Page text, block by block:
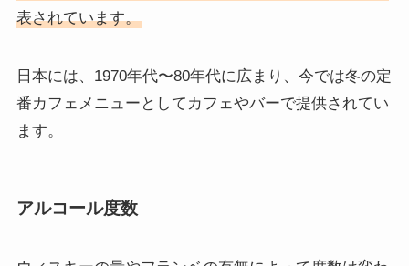
表されています。
日本には、1970年代〜80年代に広まり、今では冬の定
番カフェメニューとしてカフェやバーで提供されてい
ます。
アルコール度数